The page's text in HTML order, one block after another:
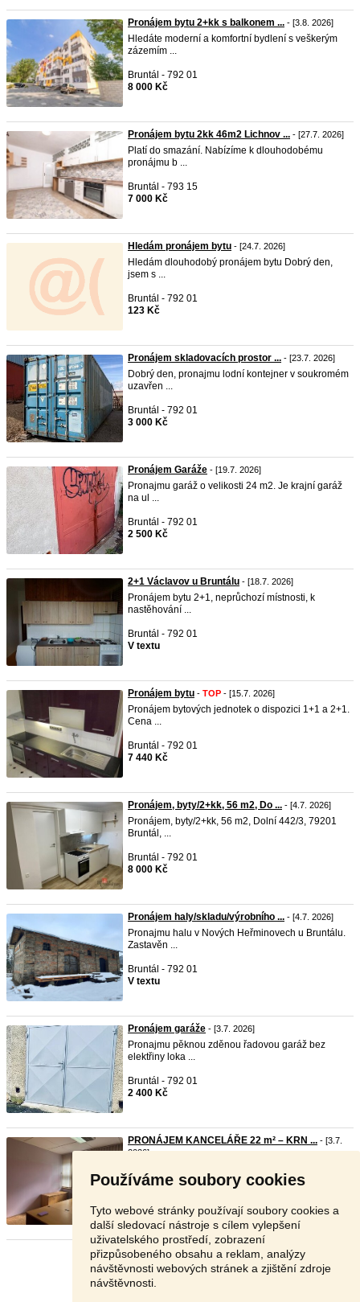
Používáme soubory cookies
Tyto webové stránky používají soubory cookies a
další sledovací nástroje s cílem vylepšení
uživatelského prostředí, zobrazení
přizpůsobeného obsahu a reklam, analýzy
návštěvnosti webových stránek a zjištění zdroje
návštěvnosti.
Pronájem bytu 2+kk s balkonem ... - [3.8. 2026]
Hledáte moderní a komfortní bydlení s veškerým
zázemím ...
Bruntál - 792 01
8 000 Kč
Pronájem bytu 2kk 46m2 Lichnov ... - [27.7. 2026]
Platí do smazání. Nabízíme k dlouhodobému
pronájmu b ...
Bruntál - 793 15
7 000 Kč
Hledám pronájem bytu - [24.7. 2026]
Hledám dlouhodobý pronájem bytu Dobrý den,
jsem s ...
Bruntál - 792 01
123 Kč
Pronájem skladovacích prostor ... - [23.7. 2026]
Dobrý den, pronajmu lodní kontejner v soukromém
uzavřen ...
Bruntál - 792 01
3 000 Kč
Pronájem Garáže - [19.7. 2026]
Pronajmu garáž o velikosti 24 m2. Je krajní garáž
na ul ...
Bruntál - 792 01
2 500 Kč
2+1 Václavov u Bruntálu - [18.7. 2026]
Pronájem bytu 2+1, neprůchozí místnosti, k
nastěhování ...
Bruntál - 792 01
V textu
Pronájem bytu - TOP - [15.7. 2026]
Pronájem bytových jednotek o dispozici 1+1 a 2+1.
Cena ...
Bruntál - 792 01
7 440 Kč
Pronájem, byty/2+kk, 56 m2, Do ... - [4.7. 2026]
Pronájem, byty/2+kk, 56 m2, Dolní 442/3, 79201
Bruntál, ...
Bruntál - 792 01
8 000 Kč
Pronájem haly/skladu/výrobního ... - [4.7. 2026]
Pronajmu halu v Nových Heřminovech u Bruntálu.
Zastavěn ...
Bruntál - 792 01
V textu
Pronájem garáže - [3.7. 2026]
Pronajmu pěknou zděnou řadovou garáž bez
elektřiny loka ...
Bruntál - 792 01
2 400 Kč
PRONÁJEM KANCELÁŘE 22 m² – KRN ... - [3.7.
2026]
podnikání? Nab ...
Bruntál - 794 01
V textu
Stránka: 1 2 Další